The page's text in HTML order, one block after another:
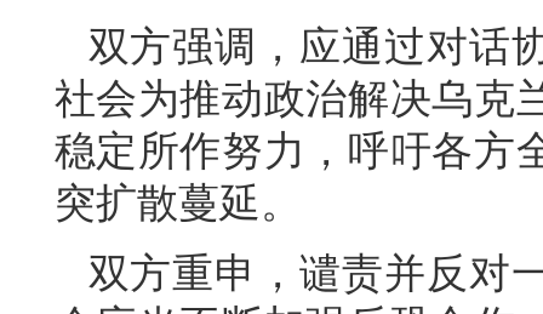
双方强调，应通过对话
社会为推动政治解决乌克
稳定所作努力，呼吁各方
突扩散蔓延。
双方重申，谴责并反对